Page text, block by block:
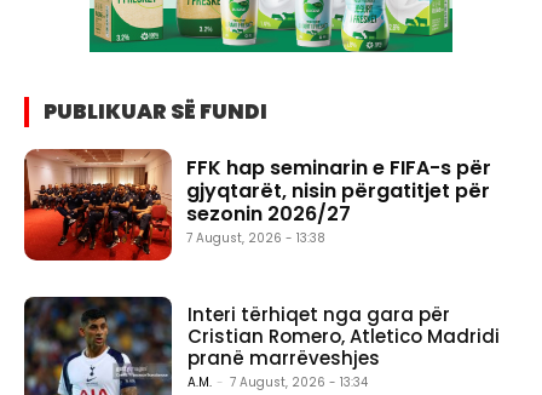
PUBLIKUAR SË FUNDI
FFK hap seminarin e FIFA-s për
gjyqtarët, nisin përgatitjet për
sezonin 2026/27
7 August, 2026 - 13:38
Interi tërhiqet nga gara për
Cristian Romero, Atletico Madridi
pranë marrëveshjes
A.M. - 7 August, 2026 - 13:34